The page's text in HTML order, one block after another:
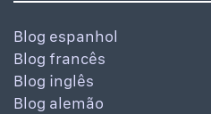
Blog espanhol
Blog francês
Blog inglês
Blog alemão